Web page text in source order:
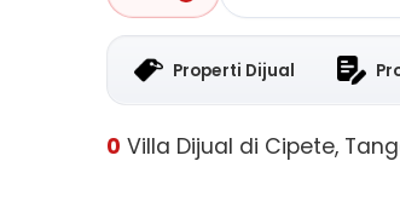
Properti Dijual
0 Villa Dijual di Cipete,